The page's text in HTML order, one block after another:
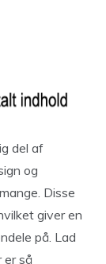
del af
og
Disse
giver en
på. Lad
er så